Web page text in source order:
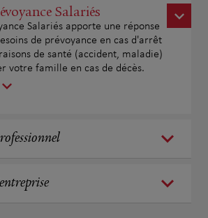
Salariés
Salariés apporte une réponse
de prévoyance en cas d'arrêt
de santé (accident, maladie)
votre famille en cas de décès.